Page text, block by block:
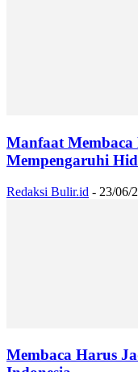
Manfaat
Mempengaruhi
Redaksi Bulir.id - 23/06/
Membaca Harus